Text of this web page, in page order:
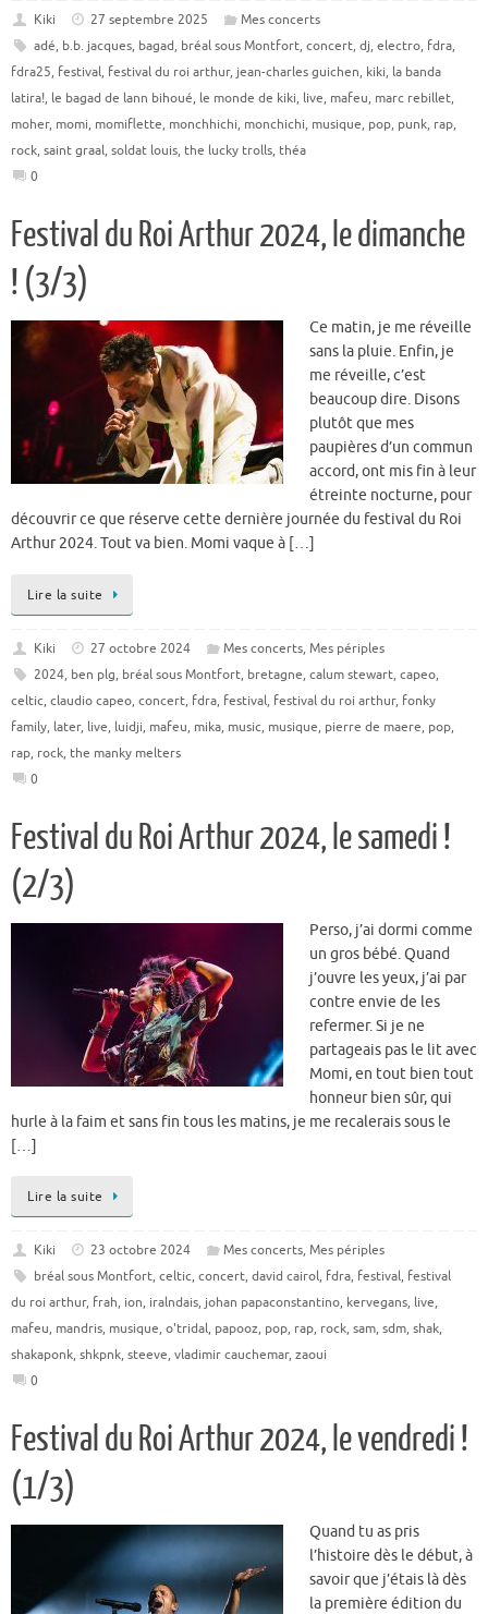
Kiki 27 septembre 2025
Mes concerts
adé, b.b. jacques, bagad, bréal sous Montfort, concert, dj, electro, fdra,
fdra25, festival, festival du roi arthur, jean-charles guichen, kiki, la banda
latira!, le bagad de lann bihoué, le monde de kiki, live, mafeu, marc rebillet,
moher, momi, momiflette, monchhichi, monchichi, musique, pop, punk, rap,
rock, saint graal, soldat louis, the lucky trolls, théa
0
Festival du Roi Arthur 2024, le dimanche
! (3/3)
Ce matin, je me réveille
sans la pluie. Enfin, je
me réveille, c’est
beaucoup dire. Disons
plutôt que mes
paupières d’un commun
accord, ont mis fin à leur
étreinte nocturne, pour
découvrir ce que réserve cette dernière journée du festival du Roi
Arthur 2024. Tout va bien. Momi vaque à […]
Lire la suite
Kiki 27 octobre 2024 Mes concerts, Mes périples
2024, ben plg, bréal sous Montfort, bretagne, calum stewart, capeo,
celtic, claudio capeo, concert, fdra, festival, festival du roi arthur, fonky
family, later, live, luidji, mafeu, mika, music, musique, pierre de maere, pop,
rap, rock, the manky melters
0
Festival du Roi Arthur 2024, le samedi !
(2/3)
Perso, j’ai dormi comme
un gros bébé. Quand
j’ouvre les yeux, j’ai par
contre envie de les
refermer. Si je ne
partageais pas le lit avec
Momi, en tout bien tout
honneur bien sûr, qui
hurle à la faim et sans fin tous les matins, je me recalerais sous le
[…]
Lire la suite
Kiki 23 octobre 2024 Mes concerts, Mes périples
bréal sous Montfort, celtic, concert, david cairol, fdra, festival, festival
du roi arthur, frah, ion, iralndais, johan papaconstantino, kervegans, live,
mafeu, mandris, musique, o'tridal, papooz, pop, rap, rock, sam, sdm, shak,
shakaponk, shkpnk, steeve, vladimir cauchemar, zaoui
0
Festival du Roi Arthur 2024, le vendredi !
(1/3)
Quand tu as pris
l’histoire dès le début, à
savoir que j’étais là dès
la première édition du